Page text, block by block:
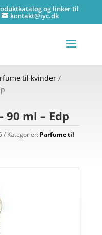
og linker til
kontakt@iyc.dk
til kvinder/
90 ml – Edp
Kategorier: Parfume til